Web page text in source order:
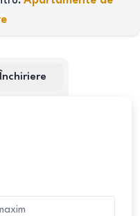
Închiriere